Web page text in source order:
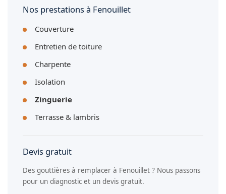
Nos prestations à Fenouillet
Couverture
Entretien de toiture
Charpente
Isolation
Zinguerie
Terrasse & lambris
Devis gratuit
Des gouttières à remplacer à Fenouillet ? Nous passons
pour un diagnostic et un devis gratuit.